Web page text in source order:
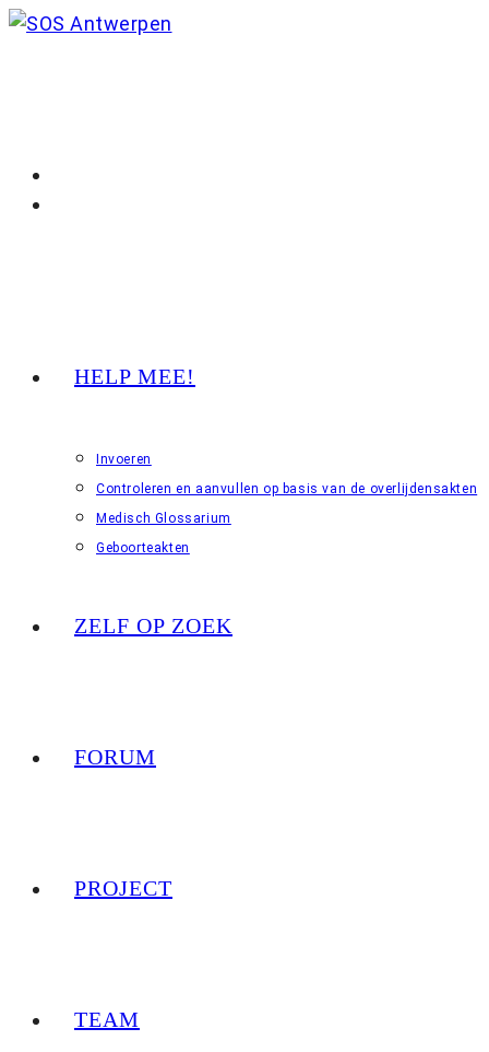
Ga
HELP MEE!
Invoeren
Controleren en aanvullen op basis van de overlijdensakten
Medisch Glossarium
Geboorteakten
ZELF OP ZOEK
FORUM
PROJECT
TEAM